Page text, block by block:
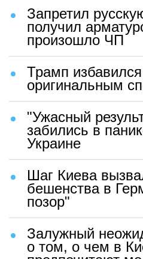
Запретил
получил
произошло ЧП
Трамп
оригинальным
"Ужасный
забились в
Украине
Шаг Киева
бешенства в
позор"
Залужный
о том, о чем в